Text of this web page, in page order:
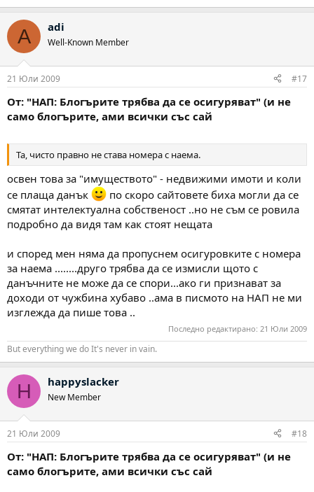
A adi
Well-Known Member
21 Юли 2009 #17
От: "НАП: Блогърите трябва да се осигуряват" (и не
само блогърите, ами всички със сай
Та, чисто правно не става номера с наема.
освен това за "имуществото" - недвижими имоти и коли
се плаща данък
по скоро сайтовете биха могли да се
смятат интелектуална собственост ..но не съм се ровила
подробно да видя там как стоят нещата
и според мен няма да пропуснем осигуровките с номера
за наема ........друго трябва да се измисли щото с
данъчните не може да се спори...ако ги признават за
доходи от чужбина хубаво ..ама в писмото на НАП не ми
изглежда да пише това ..
Последно редактирано: 21 Юли 2009
But everything we do It's never in vain.
H happyslacker
New Member
21 Юли 2009 #18
От: "НАП: Блогърите трябва да се осигуряват" (и не
само блогърите, ами всички със сай